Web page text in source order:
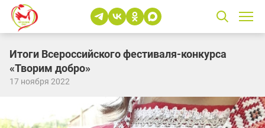
Итоги Всероссийского фестиваля-конкурса
«Творим добро»
17 ноября 2022